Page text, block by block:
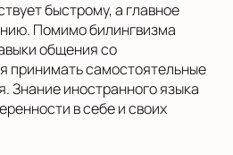
быстрому, а главное
Помимо билингвизма
общения со
принимать самостоятельные
Знание иностранного языка
в себе и своих